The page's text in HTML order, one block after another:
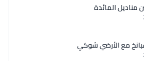
مناديل المائدة
مع الأرضي شوكي